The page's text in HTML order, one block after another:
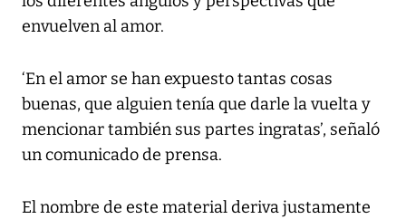
envuelven al amor.
‘En el amor se han expuesto tantas cosas
buenas, que alguien tenía que darle la vuelta y
mencionar también sus partes ingratas’, señaló
un comunicado de prensa.
El nombre de este material deriva justamente